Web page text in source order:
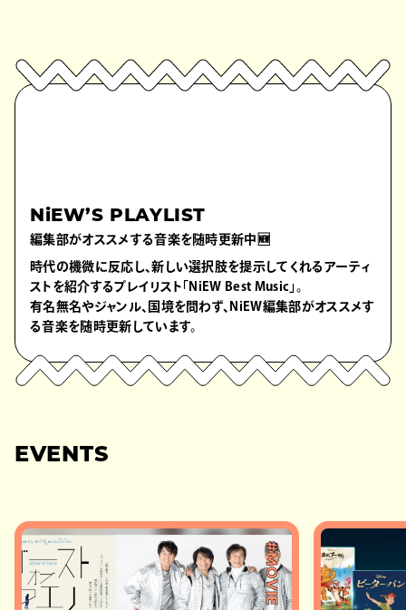
NiEW’S PLAYLIST
編集部がオススメする音楽を随時更新中🆕
時代の機微に反応し、新しい選択肢を提示してくれるアーティ
ストを紹介するプレイリスト「NiEW Best Music」。
有名無名やジャンル、国境を問わず、NiEW編集部がオススメす
る音楽を随時更新しています。
EVENTS
#MOVIE